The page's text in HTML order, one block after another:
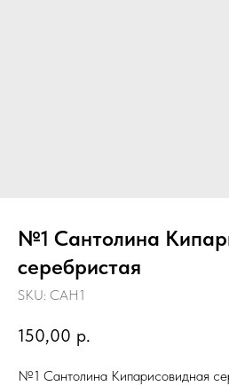
№1 Сантолина
серебристая
SKU: САН1
150,00 р.
№1 Сантолина Кипарисовидная